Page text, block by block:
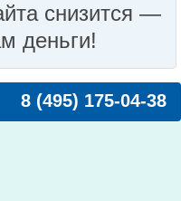
снизится —
деньги!
8 (495) 175-04-38